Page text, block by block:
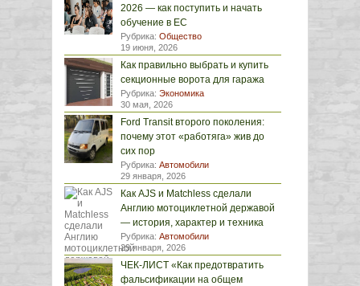
2026 — как поступить и начать
обучение в ЕС
Рубрика: Общество
19 июня, 2026
Как правильно выбрать и купить
секционные ворота для гаража
Рубрика: Экономика
30 мая, 2026
Ford Transit второго поколения:
почему этот «работяга» жив до
сих пор
Рубрика: Автомобили
29 января, 2026
Как AJS и Matchless сделали
Англию мотоциклетной державой
— история, характер и техника
Рубрика: Автомобили
29 января, 2026
ЧЕК-ЛИСТ «Как предотвратить
фальсификации на общем